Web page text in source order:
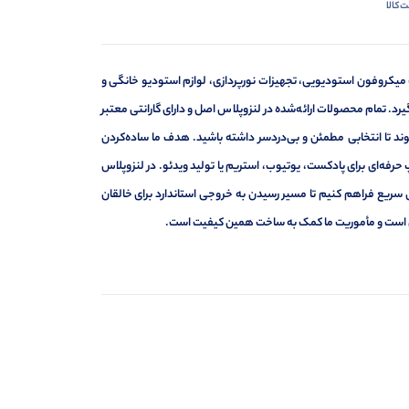
استودیویی، تجهیزات نورپردازی، لوازم استودیو خانگی و
تمام محصولات ارائه‌شده در لنزوپلاس اصل و دارای گارانتی معتبر
تا انتخابی مطمئن و بی‌دردسر داشته باشید. هدف ما ساده‌کردن
برای پادکست، یوتیوب، استریم یا تولید ویدئو. در لنزوپلاس
فراهم کنیم تا مسیر رسیدن به خروجی استاندارد برای خالقان
است و مأموریت ما کمک به ساخت همین کیفیت است.